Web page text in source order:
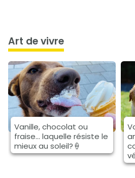
art de vivre
Vanille, chocolat ou
fraise… laquelle résiste le
mieux au soleil?🍦